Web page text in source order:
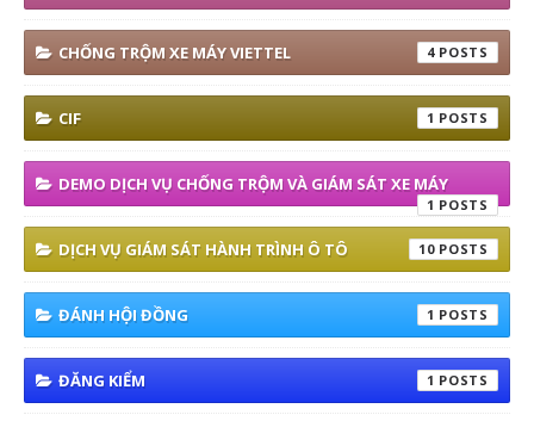
CHỐNG TRỘM XE MÁY VIETTEL 4
CIF 1
DEMO DỊCH VỤ CHỐNG TRỘM VÀ GIÁM SÁT XE MÁY
1
DỊCH VỤ GIÁM SÁT HÀNH TRÌNH Ô TÔ 10
ĐÁNH HỘI ĐỒNG 1
ĐĂNG KIỂM 1